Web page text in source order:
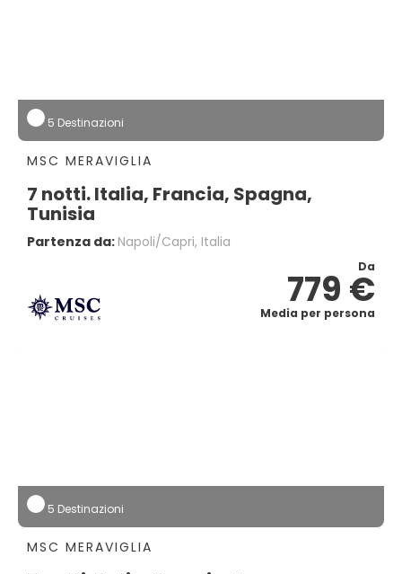
5 Destinazioni
MSC MERAVIGLIA
7 notti. Italia, Francia, Spagna,
Tunisia
Partenza da: Napoli/capri, Italia
Da
779 €
Media per persona
5 Destinazioni
MSC MERAVIGLIA